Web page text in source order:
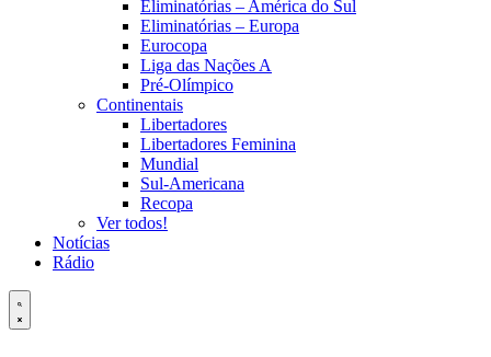
Eliminatórias – América do Sul
Eliminatórias – Europa
Eurocopa
Liga das Nações A
Pré-Olímpico
Continentais
Libertadores
Libertadores Feminina
Mundial
Sul-Americana
Recopa
Ver todos!
Notícias
Rádio